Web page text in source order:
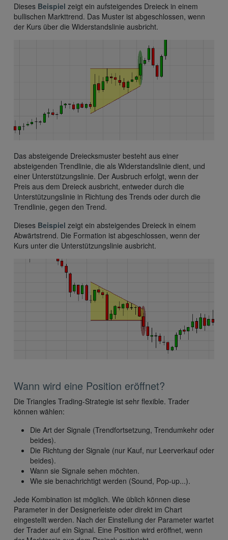
Dieses Beispiel zeigt ein aufsteigendes Dreieck in einem
bullischen Markttrend. Das Muster ist abgeschlossen, wenn
der Kurs über die Widerstandslinie ausbricht.
Das absteigende Dreiecksmuster besteht aus einer
absteigenden Trendlinie, die als Widerstandslinie dient, und
einer Unterstützungslinie. Der Ausbruch erfolgt, wenn der
Preis aus dem Dreieck ausbricht, entweder durch die
Unterstützungslinie in Richtung des Trends oder durch die
Trendlinie, gegen den Trend.
Dieses Beispiel zeigt ein absteigendes Dreieck in einem
Abwärtstrend. Die Formation ist abgeschlossen, wenn der
Kurs unter die Unterstützungslinie ausbricht.
Wann wird eine Position eröffnet?
Die Triangles Trading-Strategie ist sehr flexible. Trader
können wählen:
Die Art der Signale (Trendfortsetzung, Trendumkehr oder
beides).
Die Richtung der Signale (nur Kauf, nur Leerverkauf oder
beides).
Wann sie Signale sehen möchten.
Wie sie benachrichtigt werden (Sound, Pop-up...).
Jede Kombination ist möglich. Wie üblich können diese
Parameter in der Designerleiste oder direkt im Chart
eingestellt werden. Nach der Einstellung der Parameter wartet
der Trader auf ein Signal. Eine Position wird eröffnet, wenn